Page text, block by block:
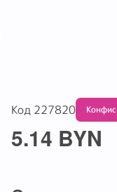
Код 227820 Обмену
5.14 BYN